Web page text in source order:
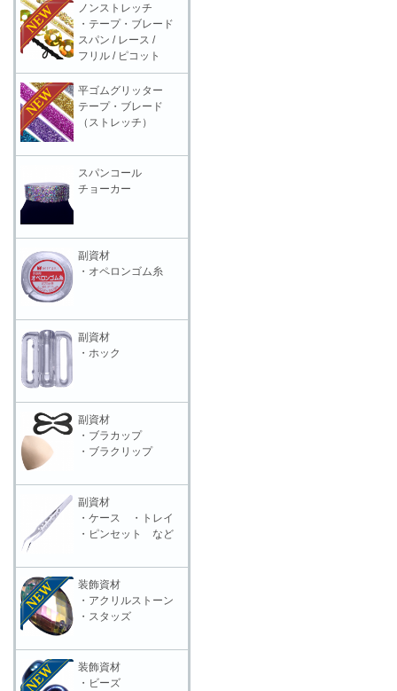
ノンストレッチ
・テープ・ブレード
スパン / レース /
フリル / ピコット
平ゴムグリッター
テープ・ブレード
（ストレッチ）
スパンコール
チョーカー
副資材
・オペロンゴム糸
副資材
・ホック
副資材
・ブラカップ
・ブラクリップ
副資材
・ケース ・トレイ
・ピンセット など
装飾資材
・アクリルストーン
・スタッズ
装飾資材
・ビーズ